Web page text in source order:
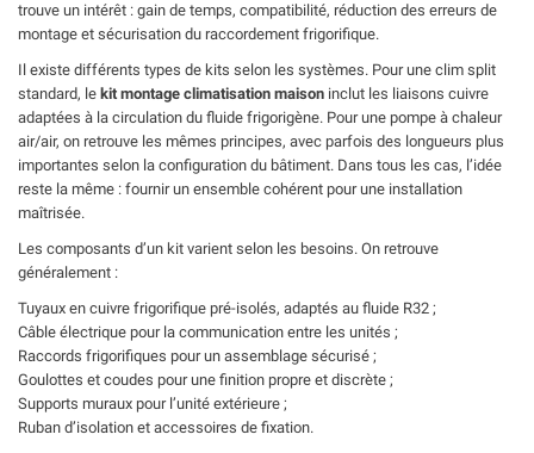
trouve un intérêt : gain de temps, compatibilité, réduction des erreurs de
montage et sécurisation du raccordement frigorifique.
Il existe différents types de kits selon les systèmes. Pour une clim split
standard, le kit montage climatisation maison inclut les liaisons cuivre
adaptées à la circulation du fluide frigorigène. Pour une pompe à chaleur
air/air, on retrouve les mêmes principes, avec parfois des longueurs plus
importantes selon la configuration du bâtiment. Dans tous les cas, l’idée
reste la même : fournir un ensemble cohérent pour une installation
maîtrisée.
Les composants d’un kit varient selon les besoins. On retrouve
généralement :
Tuyaux en cuivre frigorifique pré-isolés, adaptés au fluide R32 ;
Câble électrique pour la communication entre les unités ;
Raccords frigorifiques pour un assemblage sécurisé ;
Goulottes et coudes pour une finition propre et discrète ;
Supports muraux pour l’unité extérieure ;
Ruban d’isolation et accessoires de fixation.